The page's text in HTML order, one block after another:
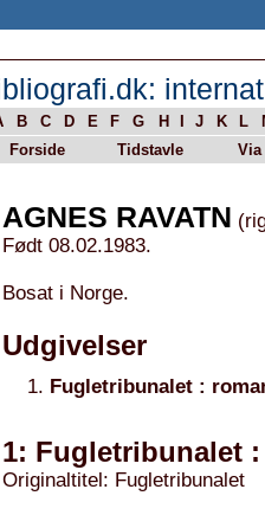
B C D E F G H J K L
Forside
Tidstavle Via
AGNES RAVATN
Født 08.02.1983.
Bosat i Norge.
Udgivelser
Fugletribunalet :
1: Fugletribunalet :
Originaltitel: Fugletribunalet